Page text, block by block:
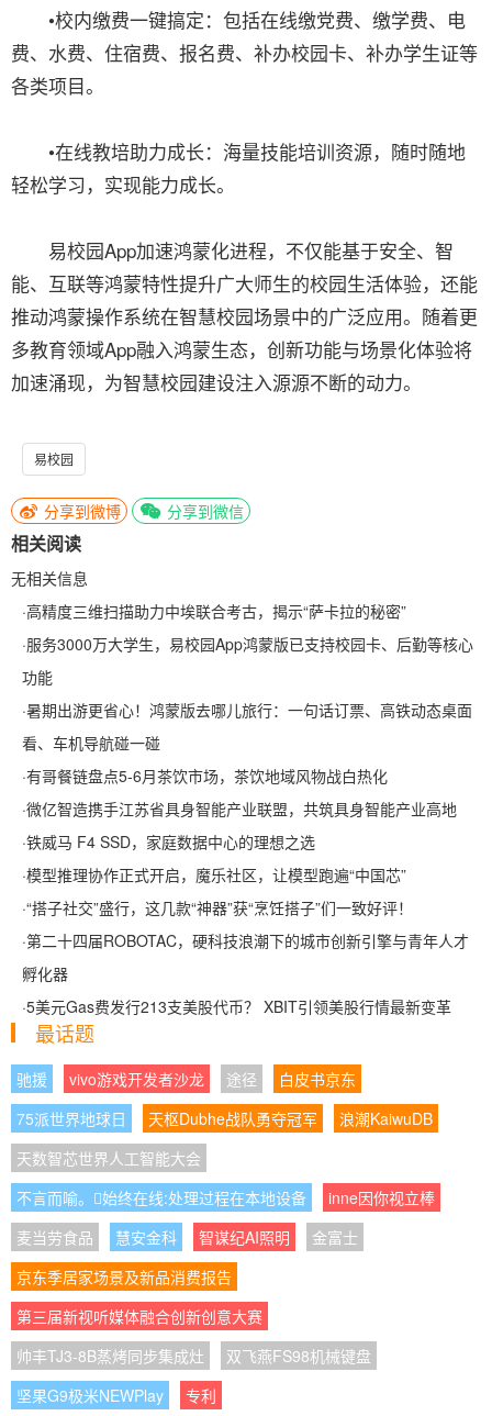
•校内缴费一键搞定：包括在线缴党费、缴学费、电
费、水费、住宿费、报名费、补办校园卡、补办学生证等
各类项目。
•在线教培助力成长：海量技能培训资源，随时随地
轻松学习，实现能力成长。
易校园App加速鸿蒙化进程，不仅能基于安全、智
能、互联等鸿蒙特性提升广大师生的校园生活体验，还能
推动鸿蒙操作系统在智慧校园场景中的广泛应用。随着更
多教育领域App融入鸿蒙生态，创新功能与场景化体验将
加速涌现，为智慧校园建设注入源源不断的动力。
易校园
分享到微博 分享到微信
相关阅读
无相关信息
·高精度三维扫描助力中埃联合考古，揭示“萨卡拉的秘密”
·服务3000万大学生，易校园App鸿蒙版已支持校园卡、后勤等核心
功能
·暑期出游更省心！鸿蒙版去哪儿旅行：一句话订票、高铁动态桌面
看、车机导航碰一碰
·有哥餐链盘点5-6月茶饮市场，茶饮地域风物战白热化
·微亿智造携手江苏省具身智能产业联盟，共筑具身智能产业高地
·铁威马 F4 SSD，家庭数据中心的理想之选
·模型推理协作正式开启，魔乐社区，让模型跑遍“中国芯”
·“搭子社交”盛行，这几款“神器”获“烹饪搭子”们一致好评！
·第二十四届ROBOTAC，硬科技浪潮下的城市创新引擎与青年人才
孵化器
·5美元Gas费发行213支美股代币？ XBIT引领美股行情最新变革
最话题
驰援 vivo游戏开发者沙龙 途径
白皮书京东
75派世界地球日
天枢Dubhe战队勇夺冠军
浪潮KaiwuDB
天数智芯世界人工智能大会
不言而喻。始终在线:处理过程在本地设备
inne因你视立棒
麦当劳食品
慧安金科 智谋纪AI照明
金富士
京东季居家场景及新品消费报告
第三届新视听媒体融合创新创意大赛
帅丰TJ3-8B蒸烤同步集成灶
双飞燕FS98机械键盘
坚果G9极米NEWPlay
专利